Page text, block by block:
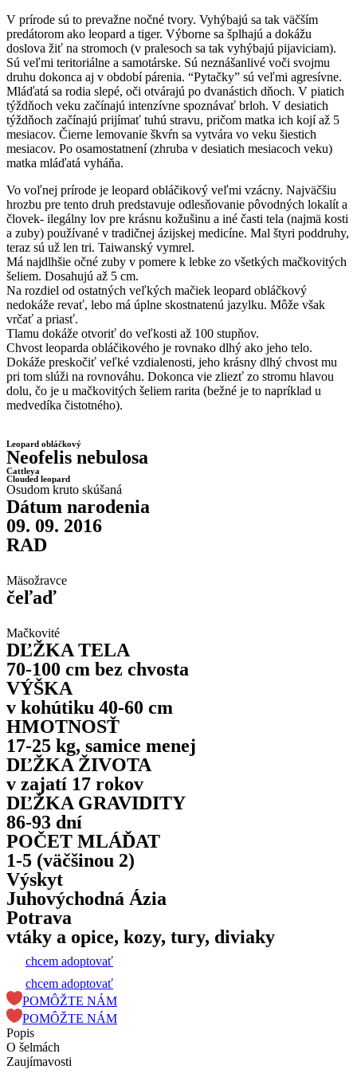
V prírode sú to prevažne nočné tvory. Vyhýbajú sa tak väčším
predátorom ako leopard a tiger. Výborne sa šplhajú a dokážu
doslova žiť na stromoch (v pralesoch sa tak vyhýbajú pijaviciam).
Sú veľmi teritoriálne a samotárske. Sú neznášanlivé voči svojmu
druhu dokonca aj v období párenia. “Pytačky” sú veľmi agresívne.
Mláďatá sa rodia slepé, oči otvárajú po dvanástich dňoch. V piatich
týždňoch veku začínajú intenzívne spoznávať brloh. V desiatich
týždňoch začínajú prijímať tuhú stravu, pričom matka ich kojí až 5
mesiacov. Čierne lemovanie škvŕn sa vytvára vo veku šiestich
mesiacov. Po osamostatnení (zhruba v desiatich mesiacoch veku)
matka mláďatá vyháňa.
Vo voľnej prírode je leopard obláčikový veľmi vzácny. Najväčšiu
hrozbu pre tento druh predstavuje odlesňovanie pôvodných lokalít a
človek- ilegálny lov pre krásnu kožušinu a iné časti tela (najmä kosti
a zuby) používané v tradičnej ázijskej medicíne. Mal štyri poddruhy,
teraz sú už len tri. Taiwanský vymrel.
Má najdlhšie očné zuby v pomere k lebke zo všetkých mačkovitých
šeliem. Dosahujú až 5 cm.
Na rozdiel od ostatných veľkých mačiek leopard obláčkový
nedokáže revať, lebo má úplne skostnatenú jazylku. Môže však
vrčať a priasť.
Tlamu dokáže otvoriť do veľkosti až 100 stupňov.
Chvost leoparda obláčikového je rovnako dlhý ako jeho telo.
Dokáže preskočiť veľké vzdialenosti, jeho krásny dlhý chvost mu
pri tom slúži na rovnováhu. Dokonca vie zliezť zo stromu hlavou
dolu, čo je u mačkovitých šeliem rarita (bežné je to napríklad u
medvedíka čistotného).
Leopard obláčkový
Neofelis nebulosa
Cattleya
Clouded leopard
Osudom kruto skúšaná
Dátum narodenia
09. 09. 2016
RAD
Mäsožravce
čeľaď
Mačkovité
DĽŽKA TELA
70-100 cm bez chvosta
VÝŠKA
v kohútiku 40-60 cm
HMOTNOSŤ
17-25 kg, samice menej
DĽŽKA ŽIVOTA
v zajatí 17 rokov
DĽŽKA GRAVIDITY
86-93 dní
POČET MLÁĎAT
1-5 (väčšinou 2)
Výskyt
Juhovýchodná Ázia
Potrava
vtáky a opice, kozy, tury, diviaky
chcem adoptovať
chcem adoptovať
POMÔŽTE NÁM
POMÔŽTE NÁM
Popis
O šelmách
Zaujímavosti